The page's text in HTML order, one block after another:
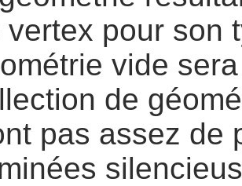
vertex pour son
vide
de
pas assez de